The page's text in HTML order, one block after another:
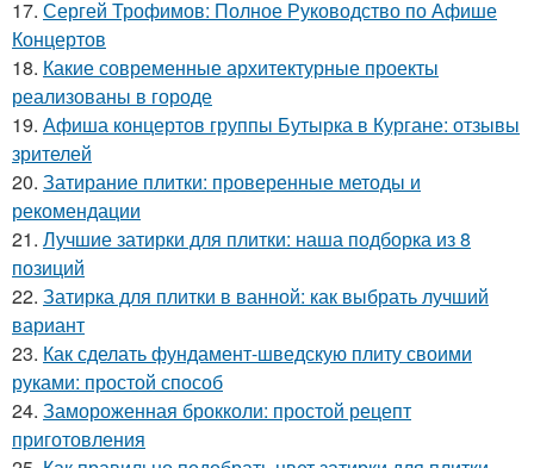
17. Сергей Трофимов: Полное Руководство по Афише
Концертов
18. Какие современные архитектурные проекты
реализованы в городе
19. Афиша концертов группы Бутырка в Кургане: отзывы
зрителей
20. Затирание плитки: проверенные методы и
рекомендации
21. Лучшие затирки для плитки: наша подборка из 8
позиций
22. Затирка для плитки в ванной: как выбрать лучший
вариант
23. Как сделать фундамент-шведскую плиту своими
руками: простой способ
24. Замороженная брокколи: простой рецепт
приготовления